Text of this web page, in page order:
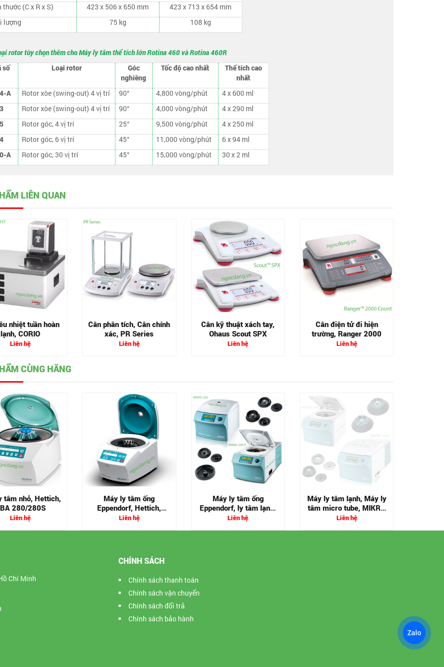
thước (C x R x S)
423 x 506 x 650 mm
423 x 713 x 654 mm
lượng
75 kg 108 kg
rotor tùy chọn thêm cho Máy ly tâm thể tích lớn Rotina 460 và Rotina 460R
số
Loại rotor
Góc
nghiêng
Tốc độ cao nhất
Thể tích cao
nhất
A
Rotor xòe (swing-out) 4 vị trí 90° 4,800 vòng/phút
4 x 600 ml
Rotor xòe (swing-out) 4 vị trí 90° 4,000 vòng/phút
4 x 290 ml
Rotor góc, 4 vị trí 25° 9,500 vòng/phút
4 x 250 ml
Rotor góc, 6 vị trí 45° 11,000 vòng/phút
6 x 94 ml
A
Rotor góc, 30 vị trí 45° 15,000 vòng/phút 30 x 2 ml
LIÊN QUAN
nhiệt tuần hoàn
lạnh, CORIO
Liên hệ
Cân phân tích, Cân chính
xác, PR Series
Liên hệ
Cân kỹ thuật xách tay,
Ohaus Scout SPX
Liên hệ
Cân điện tử đi hiện
trường, Ranger 2000
Liên hệ
CÙNG HÃNG
tâm nhỏ, Hettich,
280/280S
Liên hệ
Máy ly tâm ống
Eppendorf, Hettich,
MIKRO 185
Liên hệ
Máy ly tâm ống
Eppendorf, ly tâm lạnh,
Hettich
Liên hệ
Máy ly tâm lạnh, Máy ly
tâm micro tube, MIKRO
220/220R
Liên hệ
Chí Minh
CHÍNH SÁCH
Chính sách thanh toán
Chính sách vận chuyển
Chính sách đổi trả
Chính sách bảo hành
Zalo